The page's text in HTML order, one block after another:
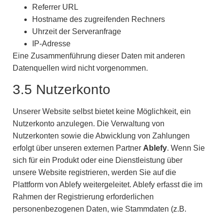
Referrer URL
Hostname des zugreifenden Rechners
Uhrzeit der Serveranfrage
IP-Adresse
Eine Zusammenführung dieser Daten mit anderen
Datenquellen wird nicht vorgenommen.
3.5 Nutzerkonto
Unserer Website selbst bietet keine Möglichkeit, ein
Nutzerkonto anzulegen. Die Verwaltung von
Nutzerkonten sowie die Abwicklung von Zahlungen
erfolgt über unseren externen Partner Ablefy. Wenn Sie
sich für ein Produkt oder eine Dienstleistung über
unsere Website registrieren, werden Sie auf die
Plattform von Ablefy weitergeleitet. Ablefy erfasst die im
Rahmen der Registrierung erforderlichen
personenbezogenen Daten, wie Stammdaten (z.B.